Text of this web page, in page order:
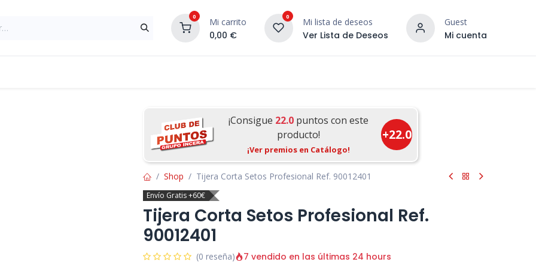
0 Mi carrito
0,00 €
0 Mi lista de deseos
Ver Lista de Deseos
Guest
Mi cuenta
¡DESCUBRE NUESTRO
¡Consigue 22.0 puntos con este
producto!
¡Ver premios en Catálogo!
+22.0
Shop Tijera Corta Setos Profesional Ref. 90012401
Envío Gratis +60€
Tijera Corta Setos Profesional Ref.
90012401
(0 reseña) 7 vendido en las últimas 24 hours